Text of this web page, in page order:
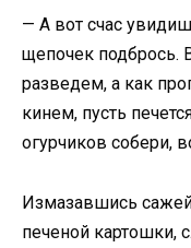
— А вот счас
щепочек подбрось.
разведем, а как
кинем, пусть
огурчиков собери,
Измазавшись
печеной картошки,